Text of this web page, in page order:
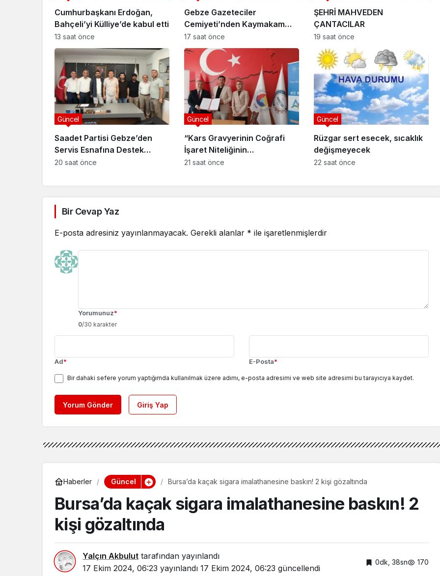
Cumhurbaşkanı Erdoğan,
Bahçeli’yi Külliye’de kabul etti
13 saat önce
Gebze Gazeteciler
Cemiyeti’nden Kaymakam
Özyiğit’e Ziyaret
17 saat önce
ŞEHRİ MAHVEDEN
ÇANTACILAR
19 saat önce
Saadet Partisi Gebze’den
Servis Esnafına Destek
Ziyareti: “Sektörde Adalet
Güncel
20 saat önce
“Kars Gravyerinin Coğrafi
İşaret Niteliğinin
Güçlendirilmesi Projesi”
Güncel
21 saat önce
Rüzgar sert esecek, sıcaklık
değişmeyecek
Güncel
22 saat önce
Bir Cevap Yaz
E-posta adresiniz yayınlanmayacak. Gerekli alanlar * ile işaretlenmişlerdir
Yorumunuz*
0/30 karakter
Ad* E-Posta*
Bir dahaki sefere yorum yaptığımda kullanılmak üzere adımı, e-posta adresimi ve web site adresimi bu tarayıcıya kaydet.
Yorum Gönder Giriş Yap
Haberler Güncel Bursa’da kaçak sigara imalathanesine baskın! 2 kişi gözaltında
Bursa’da kaçak sigara imalathanesine baskın! 2
kişi gözaltında
Yalçın Akbulut tarafından yayınlandı
17 Ekim 2024, 06:23 yayınlandı 17 Ekim 2024, 06:23 güncellendi
0dk, 38sn 170